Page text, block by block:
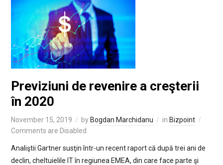
Previziuni de revenire a creşterii
în 2020
November 15, 2019 byBogdan Marchidanu in Bizpoint
Comments are Disabled
Analiştii Gartner susţin într-un recent raport că după trei ani de
declin, cheltuielile IT în regiunea EMEA, din care face parte şi